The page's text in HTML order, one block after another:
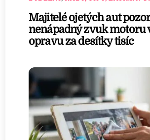
Majitelé ojetých aut
nenápadný zvuk motoru
opravu za desítky tisíc